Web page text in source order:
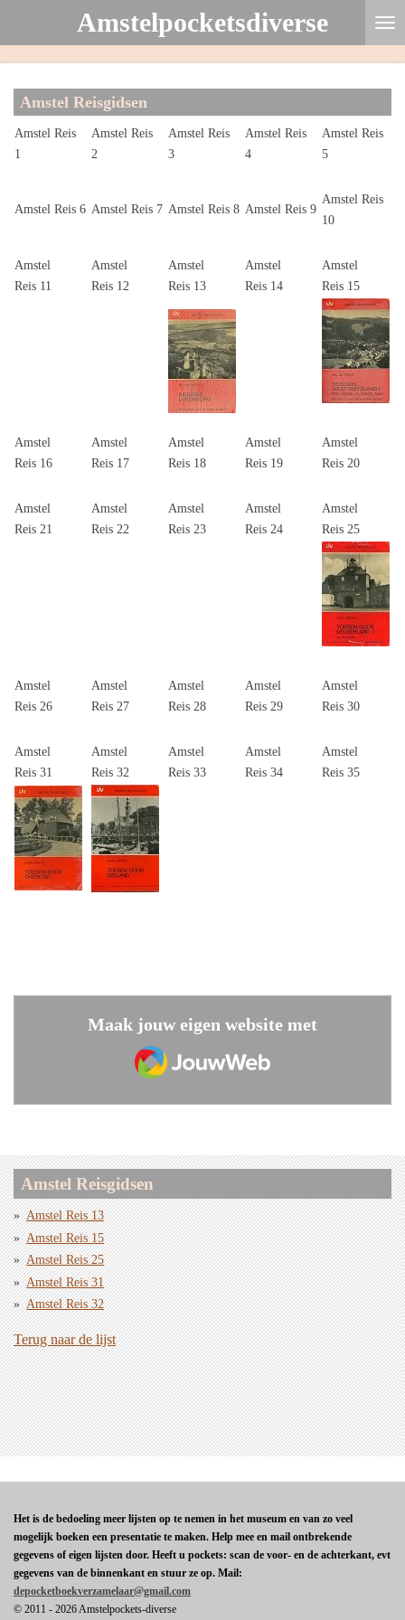
hoofdinhoud
Amstelpocketsdiverse
Amstel Reisgidsen
Amstel Reis
1
Amstel Reis
2
Amstel Reis
3
Amstel Reis
4
Amstel Reis
5
Amstel Reis 6 Amstel Reis 7 Amstel Reis 8 Amstel Reis 9
Amstel Reis
10
Amstel
Reis 11
Amstel
Reis 12
Amstel
Reis 13
Amstel
Reis 14
Amstel
Reis 15
Amstel
Reis 16
Amstel
Reis 17
Amstel
Reis 18
Amstel
Reis 19
Amstel
Reis 20
Amstel
Reis 21
Amstel
Reis 22
Amstel
Reis 23
Amstel
Reis 24
Amstel
Reis 25
Amstel
Reis 26
Amstel
Reis 27
Amstel
Reis 28
Amstel
Reis 29
Amstel
Reis 30
Amstel
Reis 31
Amstel
Reis 32
Amstel
Reis 33
Amstel
Reis 34
Amstel
Reis 35
Maak jouw eigen website met
JouwWeb
Amstel Reisgidsen
Amstel Reis 13
Amstel Reis 15
Amstel Reis 25
Amstel Reis 31
Amstel Reis 32
Terug naar de lijst
Het is de bedoeling meer lijsten op te nemen in het museum en van zo veel
mogelijk boeken een presentatie te maken. Help mee en mail ontbrekende
gegevens of eigen lijsten door. Heeft u pockets: scan de voor- en de achterkant, evt
gegevens van de binnenkant en stuur ze op. Mail:
depocketboekverzamelaar@gmail.com
© 2011 - 2026 Amstelpockets-diverse